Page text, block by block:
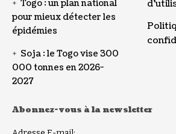
Togo : un plan national
pour mieux détecter les
épidémies
Soja : le Togo vise 300
000 tonnes en 2026-
2027
Abonnez-vous à la newsletter